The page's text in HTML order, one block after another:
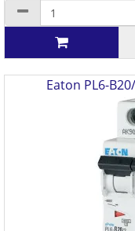
Eaton PL6-